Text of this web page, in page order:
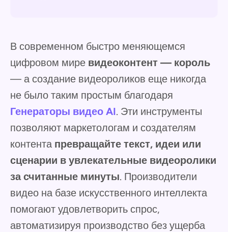
В современном быстро меняющемся
цифровом мире видеоконтент — король
— а создание видеороликов еще никогда
не было таким простым благодаря
Генераторы видео AI. Эти инструменты
позволяют маркетологам и создателям
контента превращайте текст, идеи или
сценарии в увлекательные видеоролики
за считанные минуты. Производители
видео на базе искусственного интеллекта
помогают удовлетворить спрос,
автоматизируя производство без ущерба